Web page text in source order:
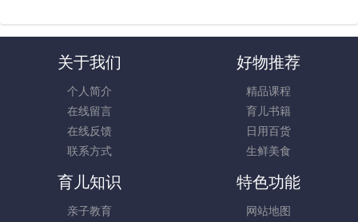
关于我们
个人简介
在线留言
在线反馈
联系方式
好物推荐
精品课程
育儿书籍
日用百货
生鲜美食
育儿知识
亲子教育
特色功能
网站地图